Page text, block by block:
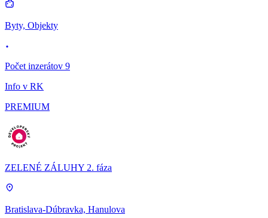
Byty, Objekty
Počet inzerátov 9
Info v RK
PREMIUM
ZELENÉ ZÁLUHY 2. fáza
Bratislava-Dúbravka, Hanulova